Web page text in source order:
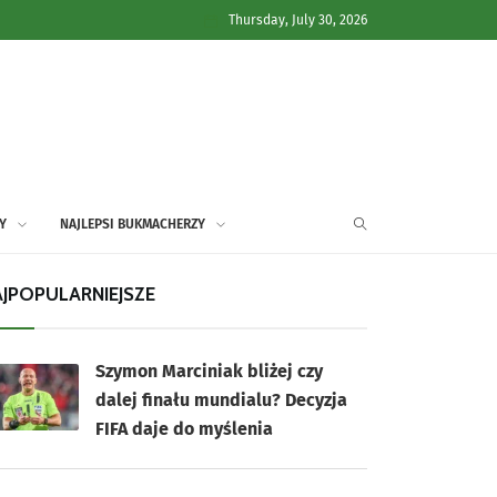
Thursday, July 30, 2026
NAJLEPSI BUKMACHERZY
Szymon Marciniak bliżej czy
dalej finału mundialu? Decyzja
FIFA daje do myślenia